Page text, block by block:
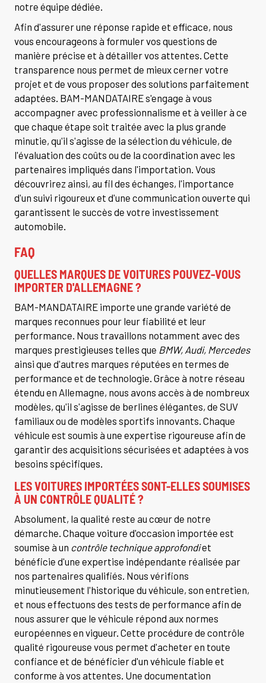
notre équipe dédiée.
Afin d'assurer une réponse rapide et efficace, nous
vous encourageons à formuler vos questions de
manière précise et à détailler vos attentes. Cette
transparence nous permet de mieux cerner votre
projet et de vous proposer des solutions parfaitement
adaptées. BAM-MANDATAIRE s'engage à vous
accompagner avec professionnalisme et à veiller à ce
que chaque étape soit traitée avec la plus grande
minutie, qu'il s'agisse de la sélection du véhicule, de
l'évaluation des coûts ou de la coordination avec les
partenaires impliqués dans l'importation. Vous
découvrirez ainsi, au fil des échanges, l'importance
d'un suivi rigoureux et d'une communication ouverte qui
garantissent le succès de votre investissement
automobile.
FAQ
QUELLES MARQUES DE VOITURES POUVEZ-VOUS
IMPORTER D'ALLEMAGNE ?
BAM-MANDATAIRE importe une grande variété de
marques reconnues pour leur fiabilité et leur
performance. Nous travaillons notamment avec des
marques prestigieuses telles que BMW, Audi, Mercedes
ainsi que d'autres marques réputées en termes de
performance et de technologie. Grâce à notre réseau
étendu en Allemagne, nous avons accès à de nombreux
modèles, qu'il s'agisse de berlines élégantes, de SUV
familiaux ou de modèles sportifs innovants. Chaque
véhicule est soumis à une expertise rigoureuse afin de
garantir des acquisitions sécurisées et adaptées à vos
besoins spécifiques.
LES VOITURES IMPORTÉES SONT-ELLES SOUMISES
À UN CONTRÔLE QUALITÉ ?
Absolument, la qualité reste au cœur de notre
démarche. Chaque voiture d'occasion importée est
soumise à un contrôle technique approfondiet
bénéficie d'une expertise indépendante réalisée par
nos partenaires qualifiés. Nous vérifions
minutieusement l'historique du véhicule, son entretien,
et nous effectuons des tests de performance afin de
nous assurer que le véhicule répond aux normes
européennes en vigueur. Cette procédure de contrôle
qualité rigoureuse vous permet d'acheter en toute
confiance et de bénéficier d'un véhicule fiable et
conforme à vos attentes. Une documentation